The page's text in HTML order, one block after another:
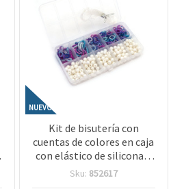
NUEVO
Kit de bisutería con
cuentas de colores en caja
con elástico de silicona –
Formas y colores variados
Sku: 852617